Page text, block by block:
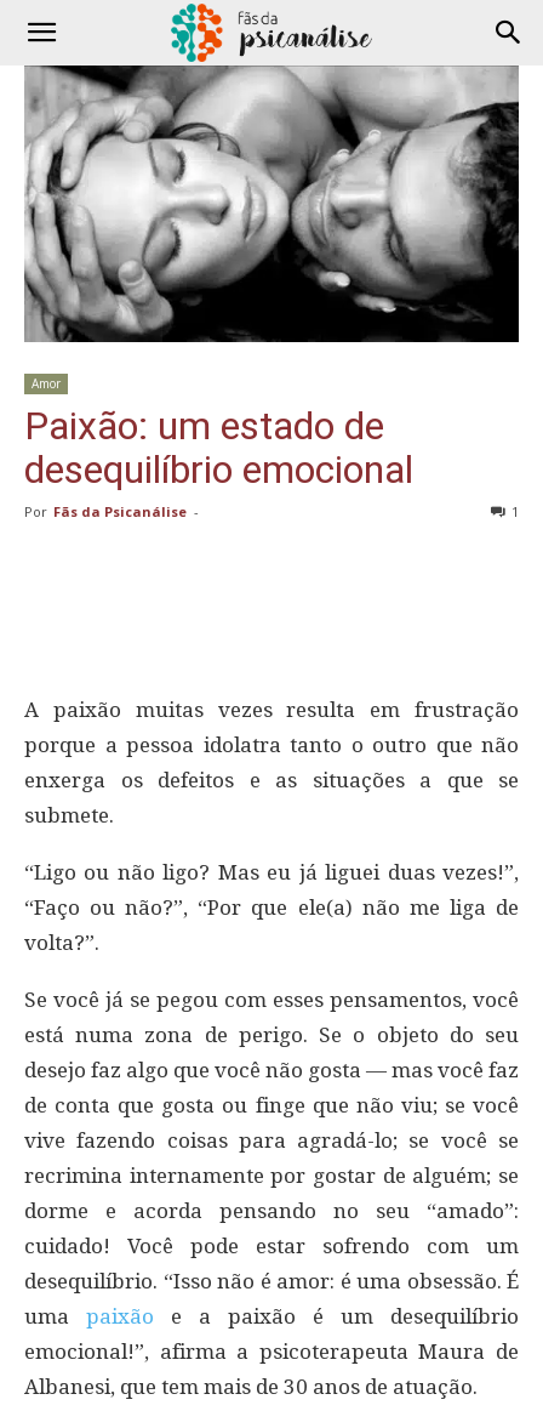
Amor
Paixão: um estado de
desequilíbrio emocional
Por Fãs da Psicanálise - 1
A paixão muitas vezes resulta em frustração
porque a pessoa idolatra tanto o outro que não
enxerga os defeitos e as situações a que se
submete.
“Ligo ou não ligo? Mas eu já liguei duas vezes!”,
“Faço ou não?”, “Por que ele(a) não me liga de
volta?”.
Se você já se pegou com esses pensamentos, você
está numa zona de perigo. Se o objeto do seu
desejo faz algo que você não gosta — mas você faz
de conta que gosta ou finge que não viu; se você
vive fazendo coisas para agradá-lo; se você se
recrimina internamente por gostar de alguém; se
dorme e acorda pensando no seu “amado”:
cuidado! Você pode estar sofrendo com um
desequilíbrio. “Isso não é amor: é uma obsessão. É
uma paixão e a paixão é um desequilíbrio
emocional!”, afirma a psicoterapeuta Maura de
Albanesi, que tem mais de 30 anos de atuação.